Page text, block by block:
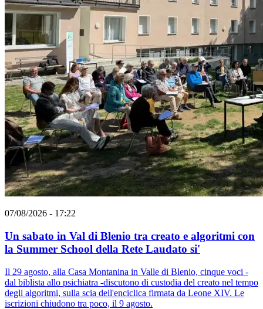
07/08/2026 - 17:22
Un sabato in Val di Blenio tra creato e algoritmi con
la Summer School della Rete Laudato si'
Il 29 agosto, alla Casa Montanina in Valle di Blenio, cinque voci -
dal biblista allo psichiatra -discutono di custodia del creato nel tempo
degli algoritmi, sulla scia dell'enciclica firmata da Leone XIV. Le
iscrizioni chiudono tra poco, il 9 agosto.